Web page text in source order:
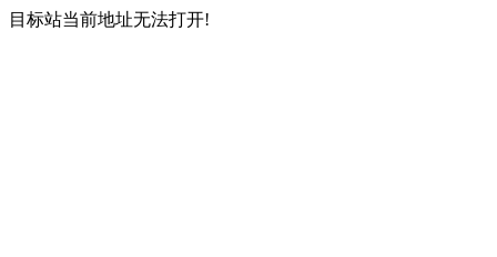
目标站当前地址无法打开!